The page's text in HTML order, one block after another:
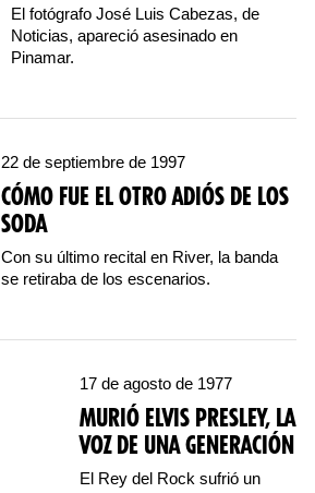
El fotógrafo José Luis Cabezas, de
Noticias, apareció asesinado en
Pinamar.
22 de septiembre de 1997
CÓMO FUE EL OTRO ADIÓS DE LOS
SODA
Con su último recital en River, la banda
se retiraba de los escenarios.
17 de agosto de 1977
MURIÓ ELVIS PRESLEY, LA
VOZ DE UNA GENERACIÓN
El Rey del Rock sufrió un